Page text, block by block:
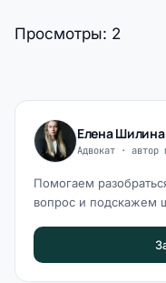
Просмотры: 2
Елена Шилина
Адвокат · автор
Помогаем
вопрос и подскажем